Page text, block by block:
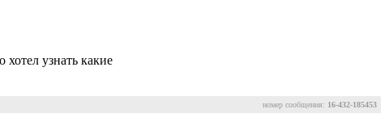
узнать какие
номер сообщения: 16-432-185453